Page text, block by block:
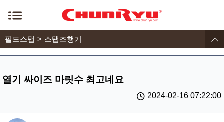
필드스탭 스탭조행기
열기 싸이즈 마릿수 최고네요
2024-02-16 07:22:00